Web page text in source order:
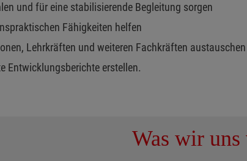
und für eine stabilisierende Begleitung sorgen
Fähigkeiten helfen
Lehrkräften und weiteren Fachkräften austauschen
Entwicklungsberichte erstellen.
Was wir